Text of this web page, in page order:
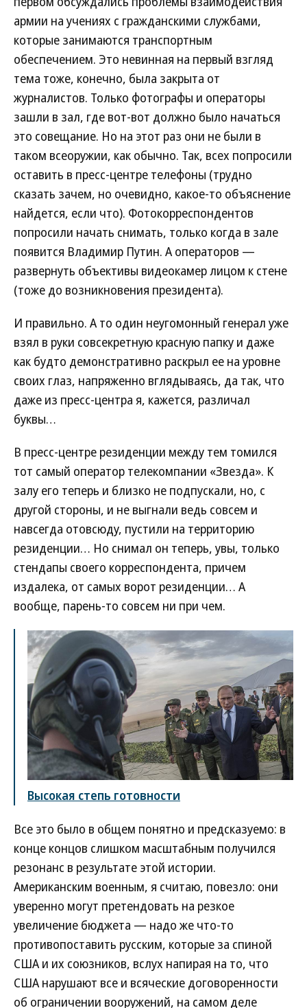
армии на учениях с гражданскими службами,
которые занимаются транспортным
обеспечением. Это невинная на первый взгляд
тема тоже, конечно, была закрыта от
журналистов. Только фотографы и операторы
зашли в зал, где вот-вот должно было начаться
это совещание. Но на этот раз они не были в
таком всеоружии, как обычно. Так, всех попросили
оставить в пресс-центре телефоны (трудно
сказать зачем, но очевидно, какое-то объяснение
найдется, если что). Фотокорреспондентов
попросили начать снимать, только когда в зале
появится Владимир Путин. А операторов —
развернуть объективы видеокамер лицом к стене
(тоже до возникновения президента).
И правильно. А то один неугомонный генерал уже
взял в руки совсекретную красную папку и даже
как будто демонстративно раскрыл ее на уровне
своих глаз, напряженно вглядываясь, да так, что
даже из пресс-центра я, кажется, различал
буквы…
В пресс-центре резиденции между тем томился
тот самый оператор телекомпании «Звезда». К
залу его теперь и близко не подпускали, но, с
другой стороны, и не выгнали ведь совсем и
навсегда отовсюду, пустили на территорию
резиденции… Но снимал он теперь, увы, только
стендапы своего корреспондента, причем
издалека, от самых ворот резиденции… А
вообще, парень-то совсем ни при чем.
Высокая степь готовности
Все это было в общем понятно и предсказуемо: в
конце концов слишком масштабным получился
резонанс в результате этой истории.
Американским военным, я считаю, повезло: они
уверенно могут претендовать на резкое
увеличение бюджета — надо же что-то
противопоставить русским, которые за спиной
США и их союзников, вслух напирая на то, что
США нарушают все и всяческие договоренности
об ограничении вооружений, на самом деле